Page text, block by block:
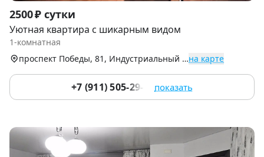
Item
1
of
9
2500 ₽ сутки
Уютная квартира с шикарным видом
1-комнатная
проспект Победы, 81, Индустриальный р-нна карте
+7 (911) 505-29-95 показать